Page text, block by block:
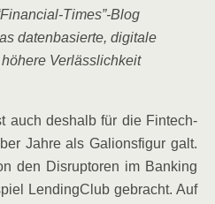
Times”-Blog
daten­ba­sier­te, digi­ta­le
Ver­läss­lich­keit
auch des­halb für die Fin­tech-
Jah­re als Gali­ons­fi­gur galt.
den Dis­rup­t­o­ren im Ban­king
Len­ding­Club gebracht. Auf